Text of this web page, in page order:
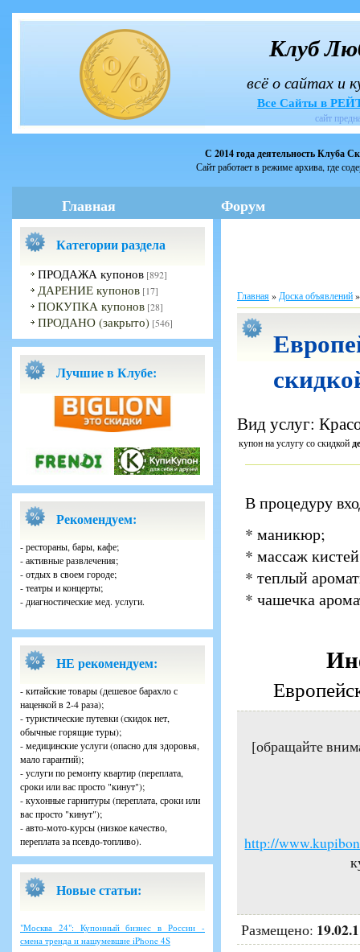
Клуб
всё о сайтах и
Все Сайты в
сайт
С 2014 года деятельность Клуба
Сайт работает в режиме архива, где
Главная Форум
Категории раздела
ПРОДАЖА купонов [892]
ДАРЕНИЕ купонов [17]
ПОКУПКА купонов [28]
ПРОДАНО (закрыто) [546]
Лучшие в Клубе:
Рекомендуем:
- рестораны, бары, кафе;
- активные развлечения;
- отдых в своем городе;
- театры и концерты;
- диагностические мед. услуги.
НЕ рекомендуем:
- китайские товары (дешевое барахло с
наценкой в 2-4 раза);
- туристические путевки (скидок нет,
обычные горящие туры);
- медицинские услуги (опасно для здоровья,
мало гарантий);
- услуги по ремонту квартир (переплата,
сроки или вас просто "кинут");
- кухонные гарнитуры (переплата, сроки или
вас просто "кинут");
- авто-мото-курсы (низкое качество,
переплата за псевдо-топливо).
Новые статьи:
"Москва 24": Купонный бизнес в России -
смена тренда и нашумевшие iPhone 4S
Главная» Доска объявлений
Вид услуг:
купон на услугу со скидкой
В процедуру
* маникюр;
* массаж
* теплый
* чашечка
[обращайте
http://
Размещено: